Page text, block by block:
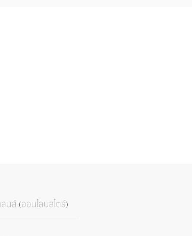
เลนส์ (ออนไลนสโตร์)